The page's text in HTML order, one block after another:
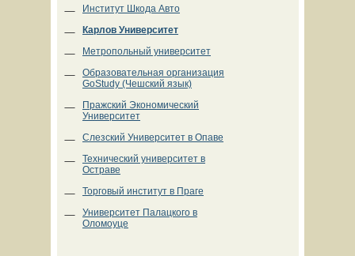
Институт Шкода Авто
Карлов Университет
Метропольный университет
Образовательная организация
GoStudy (Чешский язык)
Пражский Экономический
Университет
Слезский Университет в Опаве
Технический университет в
Остраве
Торговый институт в Праге
Университет Палацкого в
Оломоуце